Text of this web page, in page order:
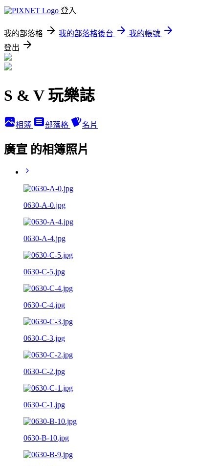
登入
我的部落格 我的部落格後台
我的帳號
登出
S & V 玩樂誌
相簿 部落格 名片
廣宣 的相簿照片
0630-A-0.jpg
0630-A-4.jpg
0630-C-5.jpg
0630-C-4.jpg
0630-C-3.jpg
0630-C-2.jpg
0630-C-1.jpg
0630-B-10.jpg